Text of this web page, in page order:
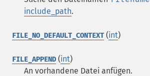
include_path.
FILE_NO_DEFAULT_CONTEXT (int)
FILE_APPEND (int)
An vorhandene Datei anfügen.